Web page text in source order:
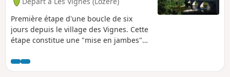
Première étape d'une boucle de six
jours depuis le village des Vignes. Cette
étape constitue une "mise en jambes"